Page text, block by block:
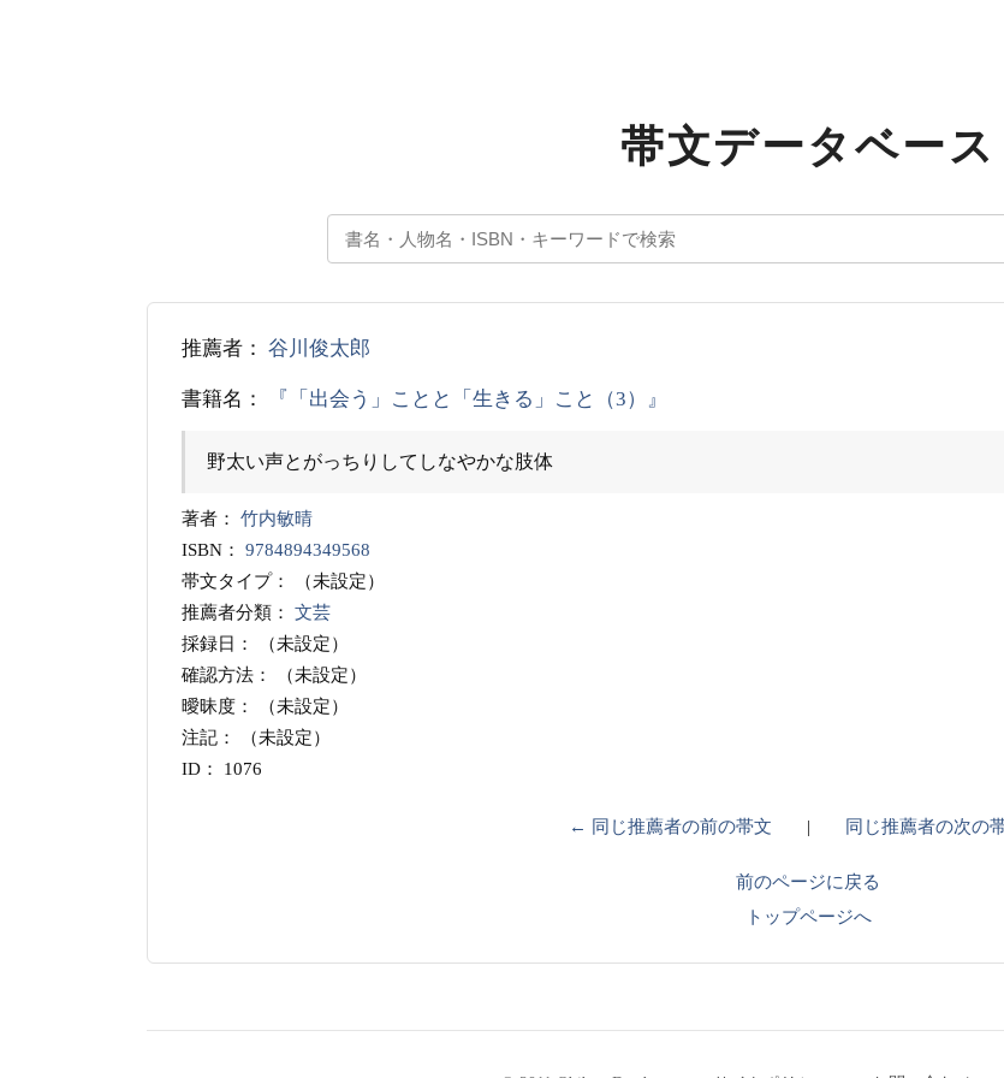
帯文データベース
推薦者： 谷川俊太郎
書籍名： 『「出会う」ことと「生きる」こと（3）』
野太い声とがっちりしてしなやかな肢体
著者：
竹内敏晴
ISBN：
9784894349568
帯文タイプ：
（未設定）
推薦者分類：
文芸
採録日：
（未設定）
確認方法：
（未設定）
曖昧度：
（未設定）
注記：
（未設定）
ID：
1076
← 同じ推薦者の前の帯文 | 同じ推薦者の次の
前のページに戻る
トップページへ